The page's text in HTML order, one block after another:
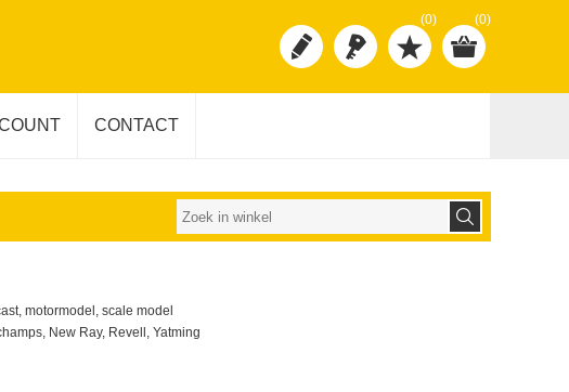
(0) (0)
CONTACT
motormodel, scale model
New Ray, Revell, Yatming